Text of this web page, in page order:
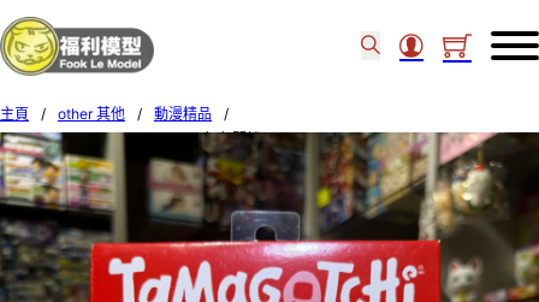
主頁 / other 其他 / 動漫精品
/
BANDAI TAMAGOTCHI GEN 1 紅色閃粉 731501